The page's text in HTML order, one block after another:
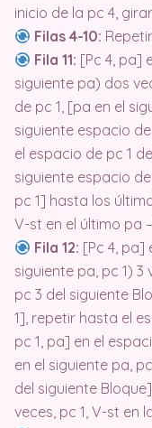
inicio de la pc 4,
Filas 4-10:
Fila 11: [Pc 4, pa]
siguiente pa) dos
de pc 1, [pa en el
siguiente espacio
el espacio de pc 1
siguiente espacio
pc 1] hasta los
V-st en el último pa
Fila 12: [Pc 4, pa]
siguiente pa, pc 1) 3
pc 3 del siguiente
1], repetir hasta el
pc 1, pa] en el
en el siguiente pa,
del siguiente
veces, pc 1, V-st en